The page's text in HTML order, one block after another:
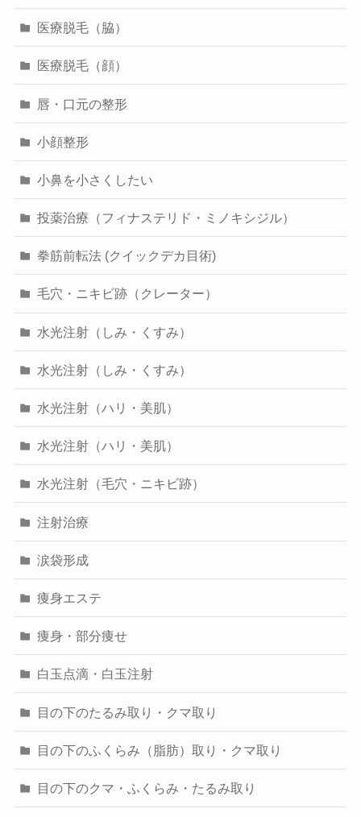
医療脱毛（脇）
医療脱毛（顔）
唇・口元の整形
小顔整形
小鼻を小さくしたい
投薬治療（フィナステリド・ミノキシジル）
拳筋前転法 (クイックデカ目術)
毛穴・ニキビ跡（クレーター）
水光注射（しみ・くすみ）
水光注射（しみ・くすみ）
水光注射（ハリ・美肌）
水光注射（ハリ・美肌）
水光注射（毛穴・ニキビ跡）
注射治療
涙袋形成
痩身エステ
痩身・部分痩せ
白玉点滴・白玉注射
目の下のたるみ取り・クマ取り
目の下のふくらみ（脂肪）取り・クマ取り
目の下のクマ・ふくらみ・たるみ取り